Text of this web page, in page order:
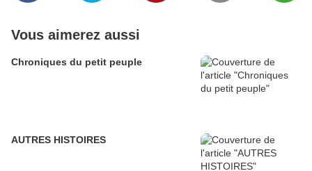
Vous aimerez aussi
Chroniques du petit peuple
AUTRES HISTOIRES